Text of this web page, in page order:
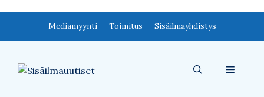
Mediamyynti Toimitus Sisäilmayhdistys
Valikko